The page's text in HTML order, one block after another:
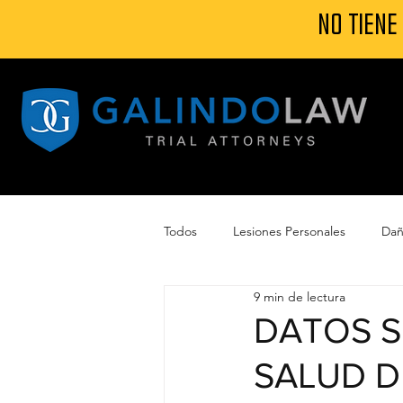
NO
Todos Lesiones Personales
Daños por Huracán
Reclamo Seguro por daño de
DATOS
SALUD
9 min de lectura